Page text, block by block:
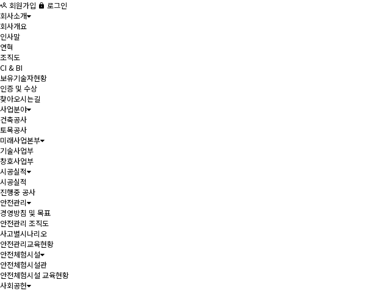
회원가입
로그인
회사소개
회사개요
인사말
연혁
조직도
CI & BI
보유기술자현황
인증 및 수상
찾아오시는길
사업분야
건축공사
토목공사
미래사업본부
기술사업부
창호사업부
시공실적
시공실적
진행중 공사
안전관리
경영방침 및 목표
안전관리 조직도
사고별시나리오
안전관리교육현황
안전체험시설
안전체험시설관
안전체험시설 교육현황
사회공헌